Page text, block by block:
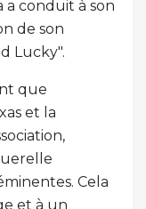
a conduit à son
de son
Lucky".
que
et la
Cela
et à un